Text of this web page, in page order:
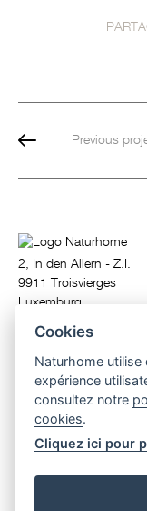
Previous
2, In den Allern - Z.I.
9911 Troisvierges
Luxemburg
info@naturhome.lu
© 2026 Naturhome.All
Cookies
Naturhome
expérience
consultez notre
cookies.
Cliquez ici pour